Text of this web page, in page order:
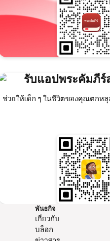
รับแอปพระคัมภีร์
ช่วยให้เด็ก ๆ ในชีวิตของคุณตกหลุ
พันธกิจ
เกี่ยวกับ
บล็อก